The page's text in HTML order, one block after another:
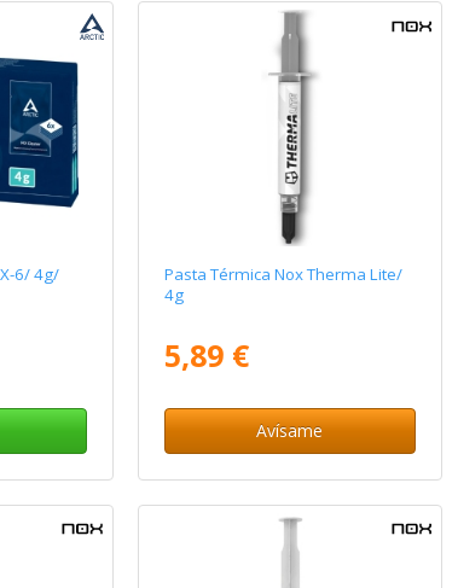
6/ 4g/
Pasta Térmica Nox Therma Lite/
4g
5,89 €
Avísame